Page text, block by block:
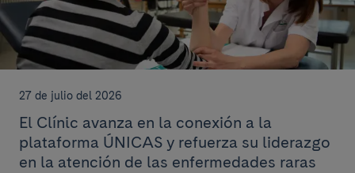
27 de julio del 2026
El Clínic avanza en la conexión a la
plataforma ÚNICAS y refuerza su liderazgo
en la atención de las enfermedades raras